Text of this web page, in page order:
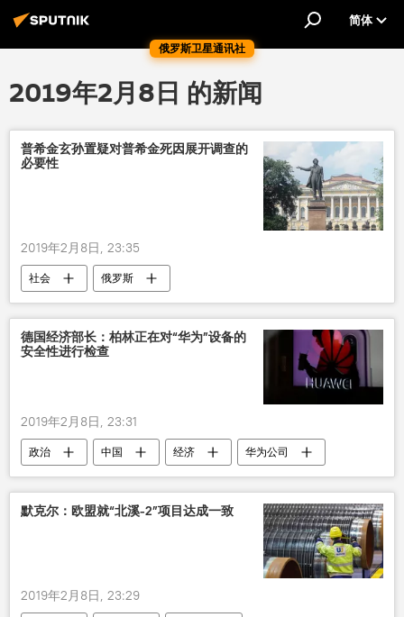
俄罗斯卫星通讯社
简体
2019年2月8日 的新闻
普希金玄孙置疑对普希金死因展开调查的
必要性
2019年2月8日, 23:35
社会 俄罗斯
德国经济部长：柏林正在对“华为”设备的
安全性进行检查
2019年2月8日, 23:31
政治 中国 经济
华为公司
对华为的指控
默克尔：欧盟就“北溪-2”项目达成一致
2019年2月8日, 23:29